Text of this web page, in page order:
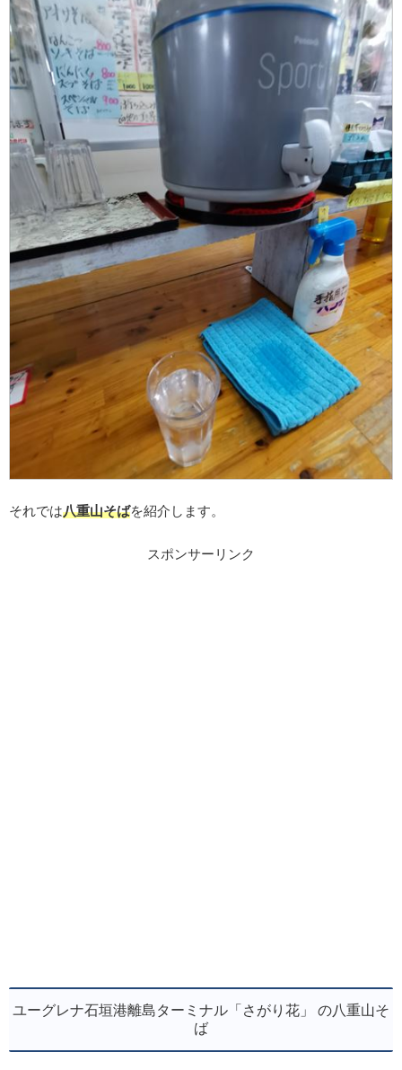
それでは八重山そばを紹介します。
スポンサーリンク
ユーグレナ石垣港離島ターミナル「さがり花」 の八重山そ
ば